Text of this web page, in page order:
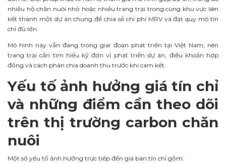
nhiều hộ chăn nuôi nhỏ hoặc nhiều trang trại trong cùng khu vực liên
kết thành một dự án chung để chia sẻ chi phí MRV và đạt quy mô tín
chỉ đủ lớn.
Mô hình này vẫn đang trong giai đoạn phát triển tại Việt Nam, nên
trang trại cần tìm hiểu kỹ đơn vị phát triển dự án, điều khoản hợp
đồng và cách phân chia doanh thu trước khi cam kết.
Yếu tố ảnh hưởng giá tín chỉ
và những điểm cần theo dõi
trên thị trường carbon chăn
nuôi
Một số yếu tố ảnh hưởng trực tiếp đến giá bán tín chỉ gồm: